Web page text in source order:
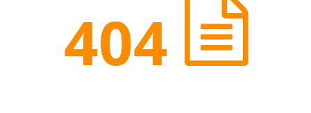
Српски - Serbian
404